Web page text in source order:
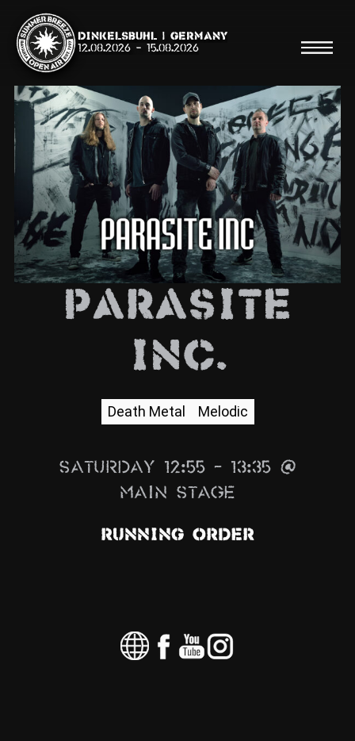
Dinkelsbühl | Germany
12.08.2026 - 15.08.2026
Suche
Shop
Line Up
Running Order/Maps
Festival ABC
ZUM SHOP
BARRIEREFREIHEIT
Galerien
Parasite
Inc.
Death Metal Melodic
Saturday 12:55 – 13:35 @
Main Stage
Running Order